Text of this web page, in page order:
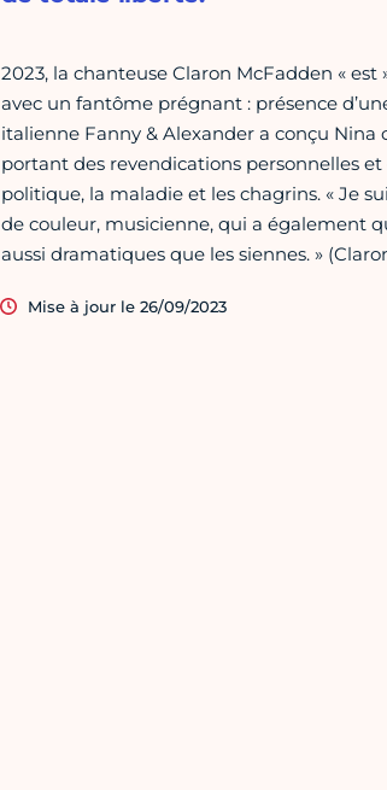
2023, la chanteuse Claron McFadden «
avec un fantôme prégnant : présence
italienne Fanny & Alexander a conçu
portant des revendications personnelles
politique, la maladie et les chagrins. « Je
de couleur, musicienne, qui a également
aussi dramatiques que les siennes. »
Mise à jour le 26/09/2023